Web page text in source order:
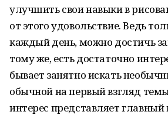
улучшить свои навыки в
от этого удовольствие. Ведь
каждый день, можно достичь
тому же, есть достаточно
бывает занятно искать
обычной на первый взгляд
интерес представляет